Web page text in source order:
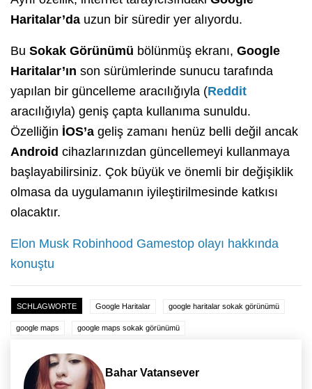
Haritalar’da uzun bir süredir yer alıyordu.
Bu Sokak Görünümü bölünmüş ekranı, Google
Haritalar’ın son sürümlerinde sunucu tarafında
yapılan bir güncelleme aracılığıyla (Reddit
aracılığıyla) geniş çapta kullanıma sunuldu.
Özelliğin İOS’a geliş zamanı henüz belli değil ancak
Android cihazlarınızdan güncellemeyi kullanmaya
başlayabilirsiniz. Çok büyük ve önemli bir değişiklik
olmasa da uygulamanın iyileştirilmesinde katkısı
olacaktır.
Elon Musk Robinhood Gamestop olayı hakkında
konuştu
SCHLAGWORTE Google Haritalar google haritalar sokak görünümü
google maps google maps sokak görünümü
Bahar Vatansever